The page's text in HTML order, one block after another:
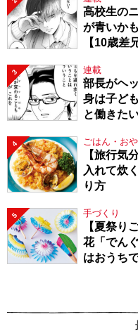
高校生の
が青いか
【10歳差
3 連載
部長がヘ
身は子ど
と働きた
4 ごはん・お
【旅行気
入れて炊
り方
5 手づくり
【夏祭り
花「でん
はおうち